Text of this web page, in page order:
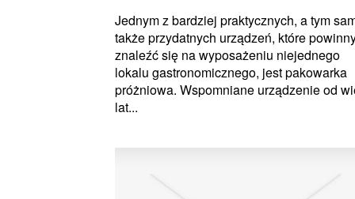
Jednym z bardziej praktycznych, a tym
także przydatnych urządzeń, które
znaleźć się na wyposażeniu niejednego
lokalu gastronomicznego, jest pakowarka
próżniowa. Wspomniane urządzenie od
lat...